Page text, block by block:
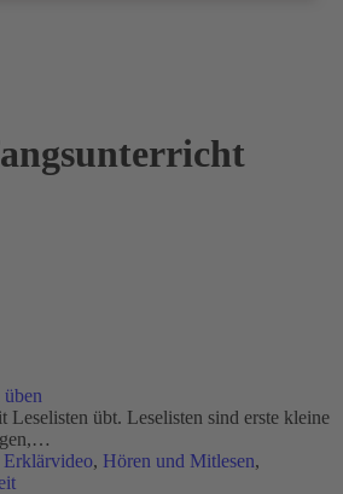
Leselisten übt. Leselisten sind erste kleine
Erklärvideo, Hören und Mitlesen,